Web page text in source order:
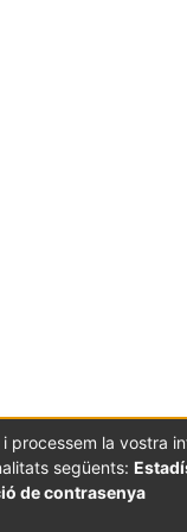
i processem la vostra
següents:
de contrasenya